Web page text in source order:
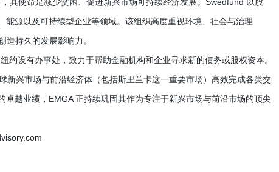
源以及可持续型企业等领域。该组织高度重视环境、社会与治理
持久的发展影响力。
约设有办事处，致力于帮助金融机构和企业寻求新的债务或股权资本。
新兴市场与前沿经济体（包括斯里兰卡这一重要市场）高效完成各类交
越业绩，EMGA 正持续巩固其作为专注于新兴市场与前沿市场的顶尖